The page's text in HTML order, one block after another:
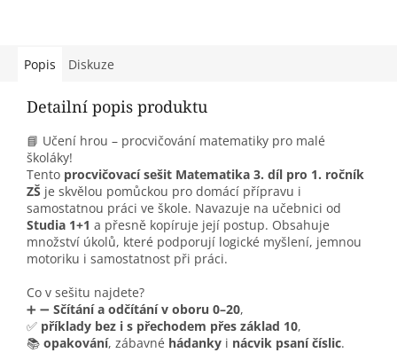
Popis Diskuze
Detailní popis produktu
📘 Učení hrou – procvičování matematiky pro malé
školáky!
Tento procvičovací sešit Matematika 3. díl pro 1. ročník
ZŠ je skvělou pomůckou pro domácí přípravu i
samostatnou práci ve škole. Navazuje na učebnici od
Studia 1+1 a přesně kopíruje její postup. Obsahuje
množství úkolů, které podporují logické myšlení, jemnou
motoriku i samostatnost při práci.
Co v sešitu najdete?
➕ ➖ Sčítání a odčítání v oboru 0–20,
✅ příklady bez i s přechodem přes základ 10,
📚 opakování, zábavné hádanky i nácvik psaní číslic.